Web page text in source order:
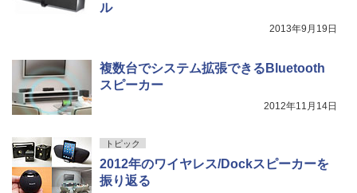
ル
2013年9月19日
複数台でシステム拡張できるBluetooth
スピーカー
2012年11月14日
トピック
2012年のワイヤレス/Dockスピーカーを
振り返る